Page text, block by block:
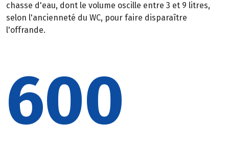
chasse d'eau, dont le volume oscille entre 3 et 9 litres,
selon l'ancienneté du WC, pour faire disparaître
l'offrande.
600